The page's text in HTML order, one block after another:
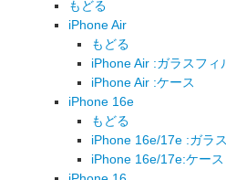
もどる
iPhone Air
もどる
iPhone Air :ガラスフィ
iPhone Air :ケース
iPhone 16e
もどる
iPhone 16e/17e :ガラ
iPhone 16e/17e:ケース